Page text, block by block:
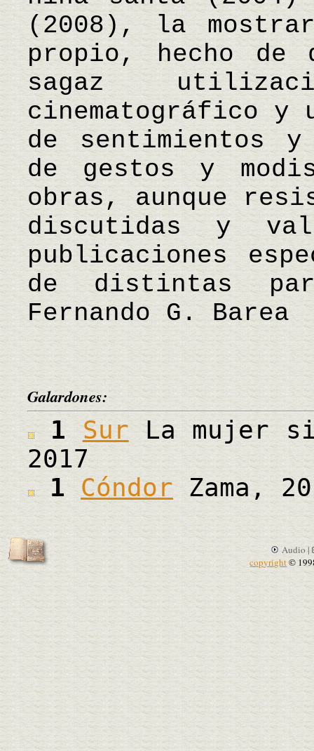
(2008), la
propio, hecho de
sagaz
cinematográfico y
de sentimientos y
de gestos y
obras, aunque
discutidas y
publicaciones
de distintas
Fernando G. Barea
Galardones:
1SurLa mujer
2017
1CóndorZama,
Audio |
copyright©